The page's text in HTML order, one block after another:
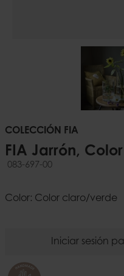
COLECCIÓN FIA
FIA Jarrón,
083-697-00
Color: Color claro/verde
Iniciar sesión